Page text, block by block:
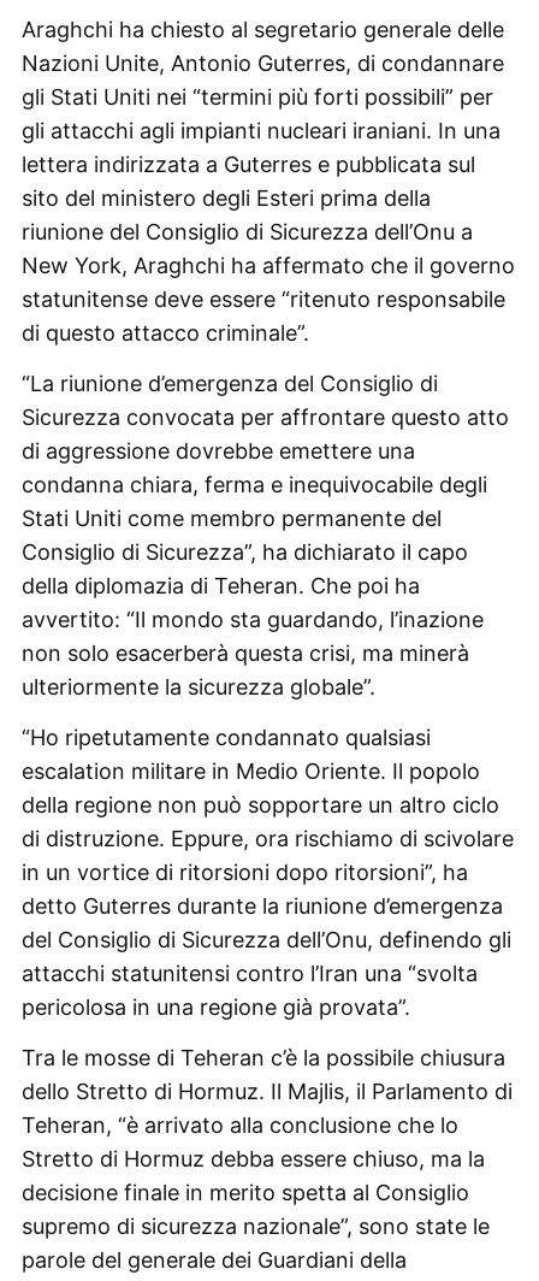
Araghchi ha chiesto al segretario generale delle
Nazioni Unite, Antonio Guterres, di condannare
gli Stati Uniti nei “termini più forti possibili” per
gli attacchi agli impianti nucleari iraniani. In una
lettera indirizzata a Guterres e pubblicata sul
sito del ministero degli Esteri prima della
riunione del Consiglio di Sicurezza dell’Onu a
New York, Araghchi ha affermato che il governo
statunitense deve essere “ritenuto responsabile
di questo attacco criminale”.
“La riunione d’emergenza del Consiglio di
Sicurezza convocata per affrontare questo atto
di aggressione dovrebbe emettere una
condanna chiara, ferma e inequivocabile degli
Stati Uniti come membro permanente del
Consiglio di Sicurezza”, ha dichiarato il capo
della diplomazia di Teheran. Che poi ha
avvertito: “Il mondo sta guardando, l’inazione
non solo esacerberà questa crisi, ma minerà
ulteriormente la sicurezza globale”.
“Ho ripetutamente condannato qualsiasi
escalation militare in Medio Oriente. Il popolo
della regione non può sopportare un altro ciclo
di distruzione. Eppure, ora rischiamo di scivolare
in un vortice di ritorsioni dopo ritorsioni”, ha
detto Guterres durante la riunione d’emergenza
del Consiglio di Sicurezza dell’Onu, definendo gli
attacchi statunitensi contro l’Iran una “svolta
pericolosa in una regione già provata”.
Tra le mosse di Teheran c’è la possibile chiusura
dello Stretto di Hormuz. Il Majlis, il Parlamento di
Teheran, “è arrivato alla conclusione che lo
Stretto di Hormuz debba essere chiuso, ma la
decisione finale in merito spetta al Consiglio
supremo di sicurezza nazionale”, sono state le
parole del generale dei Guardiani della